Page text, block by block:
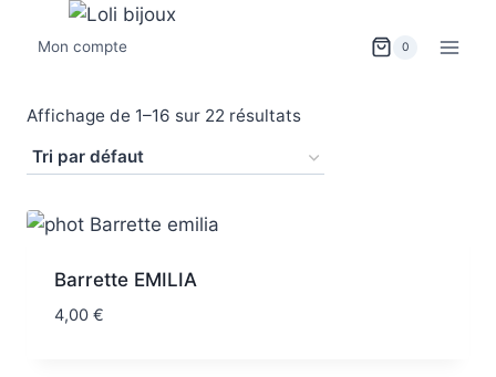
Mon compte 0
Affichage de 1–16 sur 22 résultats
Barrette EMILIA
4,00 €